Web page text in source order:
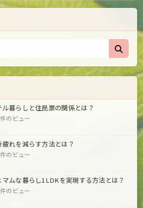
ル暮らしと住民票の関係とは？
のビュー
疲れを減らす方法とは？
のビュー
マムな暮らし1LDKを実現する方法とは？
のビュー